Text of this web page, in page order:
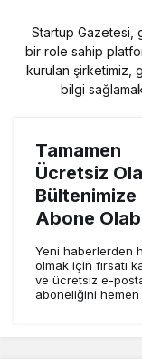
Startup Gazetesi,
bir role sahip
kurulan şirketimiz,
bilgi
Tamamen
Ücretsiz
Bültenimize
Abone
Yeni haberlerden
olmak için fırsatı
ve ücretsiz e-
aboneliğini hemen